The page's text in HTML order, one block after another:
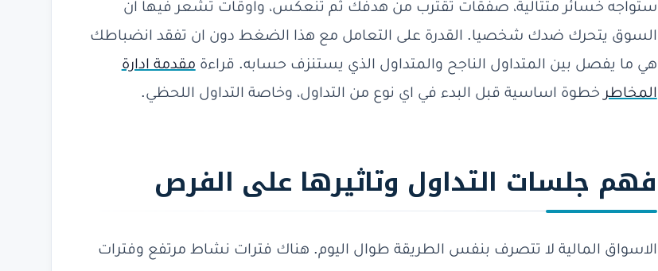
ستواجه خسائر متتالية، صفقات تقترب من هدفك ثم تنعكس، واوقات تشعر فيها ان
السوق يتحرك ضدك شخصيا. القدرة على التعامل مع هذا الضغط دون ان تفقد انضباطك
هي ما يفصل بين المتداول الناجح والمتداول الذي يستنزف حسابه. قراءةمقدمة ادارة
المخاطرخطوة اساسية قبل البدء في اي نوع من التداول، وخاصة التداول اللحظي.
فهم جلسات التداول وتاثيرها على الفرص
الاسواق المالية لا تتصرف بنفس الطريقة طوال اليوم. هناك فترات نشاط مرتفع وفترات